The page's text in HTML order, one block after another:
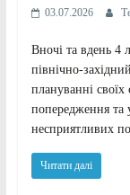
03.07.2026
Вночі та вдень 4
північно-
плануванні своїх
попередження та
несприятливих
Читати далі